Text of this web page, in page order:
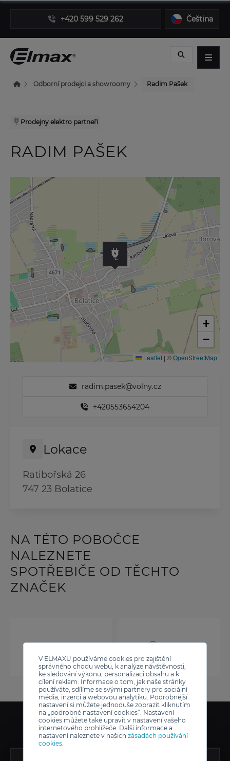
V ELMAXU používáme cookies pro zajištění
správného chodu webu, k analýze návštěvnosti,
ke sledování výkonu, personalizaci obsahu a k
cílení reklam. Informace o tom, jak naše stránky
používáte, sdílíme se svými partnery pro sociální
média, inzerci a webovou analytiku. Podrobnější
nastavení si můžete jednoduše zobrazit kliknutím
na „podrobné nastavení cookies“. Nastavení
cookies můžete také upravit v nastavení vašeho
internetového prohlížeče. Další informace a
nastavení naleznete v našich zásadách používání
cookies.
+420 599 529 262 Čeština
Odborní prodejci a showroomy Radim Pašek
Prodejny elektro partneři
RADIM PAŠEK
radim.pasek@volny.cz
+420553654204
Lokace
Ratibořská 26
747 23 Bolatice
+
−
Leaflet | ©OpenStreetMap
NA TÉTO POBOČCE
NALEZNETE
SPOTŘEBIČE OD TĚCHTO
ZNAČEK